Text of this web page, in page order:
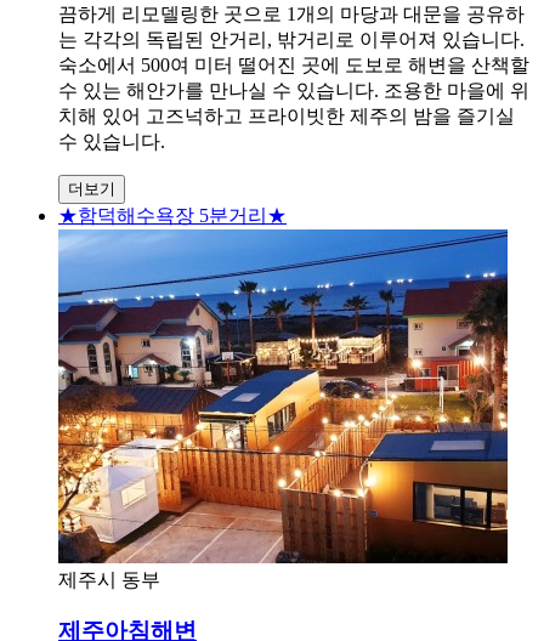
끔하게 리모델링한 곳으로 1개의 마당과 대문을 공유하
는 각각의 독립된 안거리, 밖거리로 이루어져 있습니다.
숙소에서 500여 미터 떨어진 곳에 도보로 해변을 산책할
수 있는 해안가를 만나실 수 있습니다. 조용한 마을에 위
치해 있어 고즈넉하고 프라이빗한 제주의 밤을 즐기실
수 있습니다.
더보기
★함덕해수욕장 5분거리★
제주시 동부
제주아침해변